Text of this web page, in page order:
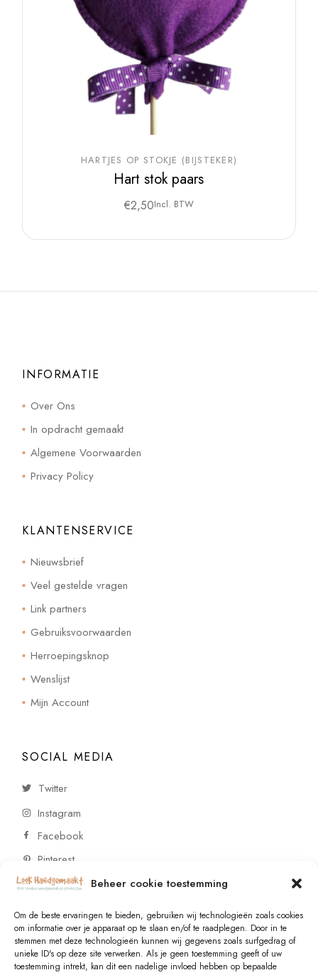
Beheer cookie toestemming
Om de beste ervaringen te bieden, gebruiken wij technologieën zoals cookies
om informatie over je apparaat op te slaan en/of te raadplegen. Door in te
stemmen met deze technologieën kunnen wij gegevens zoals surfgedrag of
unieke ID's op deze site verwerken. Als je geen toestemming geeft of uw
toestemming intrekt, kan dit een nadelige invloed hebben op bepaalde
HARTJES OP STOKJE (BIJSTEKER)
Hart stok paars
€2,50Incl. BTW
INFORMATIE
Over Ons
In opdracht gemaakt
Algemene Voorwaarden
Privacy Policy
KLANTENSERVICE
Nieuwsbrief
Veel gestelde vragen
Link partners
Gebruiksvoorwaarden
Herroepingsknop
Wenslijst
Mijn Account
SOCIAL MEDIA
Twitter
Instagram
Facebook
Pinterest
CONTACT
Vragen of wensen? Neem contact op!
+31 (0)6 229 021 29